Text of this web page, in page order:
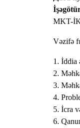
MKT-İK
Vəzifə
1. İddia
2.
3.
4.
5. İcra
6.